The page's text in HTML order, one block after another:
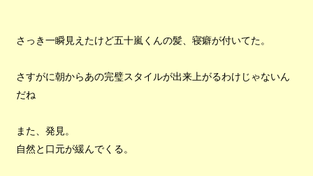
さっき一瞬見えたけど五十嵐くんの髪、寝癖が付いてた。
さすがに朝からあの完璧スタイルが出来上がるわけじゃないん
だね
また、発見。
自然と口元が緩んでくる。